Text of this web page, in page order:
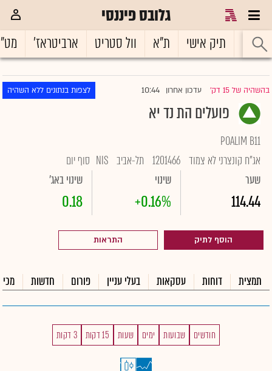
גלובס פיננסי
ראשי תיק אישי ת"א וול סטריט ארביטראז'
בהשהיה של 15 דק' |עדכון אחרון 10:44 לצפות בנתונים ללא השהיה
פועלים הת נד יא
POALIM B11
אג"ח קונצרני לא צמוד 1201466 תל-אביב NIS סוף יום
שער
114.44
שינוי
+0.16%
שינוי באג'
0.18
הוסף לתיק התראות
תמצית דוחות עסקאות בעלי עניין פורום חדשות
חודשים שבועות ימים שעות 15 דקות 3 דקות